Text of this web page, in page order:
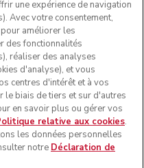
une expérience de navigation
Avec votre consentement,
améliorer les
des fonctionnalités
réaliser des analyses
d'analyse), et vous
centres d'intérêt et à vos
le biais de tiers et sur d'autres
en savoir plus ou gérer vos
relative aux cookies.
les données personnelles
notre Déclaration de